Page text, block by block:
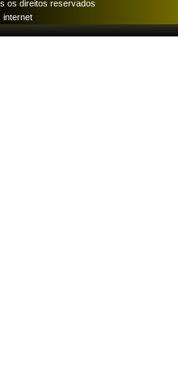
os direitos reservados
internet